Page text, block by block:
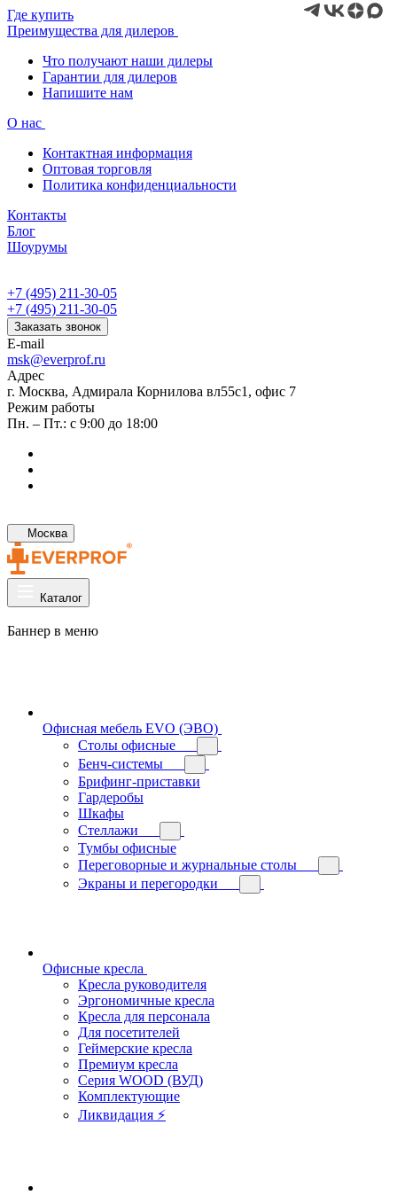
Где купить
Преимущества для дилеров
Что получают наши дилеры
Гарантии для дилеров
Напишите нам
О нас
Контактная информация
Оптовая торговля
Политика конфиденциальности
Контакты
Блог
Шоурумы
+7 (495) 211-30-05
+7 (495) 211-30-05
Заказать звонок
E-mail
msk@everprof.ru
Адрес
г. Москва, Адмирала Корнилова вл55с1, офис 7
Режим работы
Пн. – Пт.: с 9:00 до 18:00
Москва
Каталог
Баннер в меню
Офисная мебель EVO (ЭВО)
Cтолы офисные
Бенч-системы
Брифинг-приставки
Гардеробы
Шкафы
Стеллажи
Тумбы офисные
Переговорные и журнальные столы
Экраны и перегородки
Офисные кресла
Кресла руководителя
Эргономичные кресла
Кресла для персонала
Для посетителей
Геймерские кресла
Премиум кресла
Серия WOOD (ВУД)
Комплектующие
Ликвидация ⚡